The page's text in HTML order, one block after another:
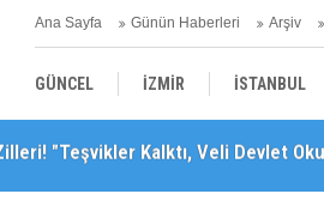
Ana Sayfa Günün Haberleri Arşiv
GÜNCEL İZMİR İSTANBUL
YEREL SAĞLIK EKONOMİ
Kaybeder!"